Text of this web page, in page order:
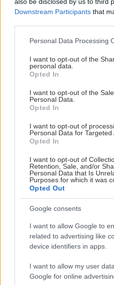
Downstream Participants that
Please note that this website/
not limited to your visit or usage
grant or deny consent to
use your data for below
consent section.
Personal Data Processing
I want to opt-out of the
personal data.
Opted In
I want to opt-out of the
Personal Data.
Opted In
I want to opt-out of
Personal Data for Targeted
Opted In
I want to opt-out of
Retention, Sale, and/or
Personal Data that Is
Purposes for which it was
Opted Out
Google consents
I want to allow Google to
related to advertising like
device identifiers in apps.
I want to allow my user
Google for online
μαγειρέματος. Έτσι θα
γιορτές, χωρίς να
ή να αισθάνεσαι ενοχές.
Και από του χρόνου…